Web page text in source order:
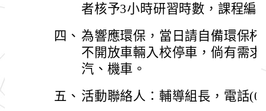
者核予3小時研習時數，課程編
四、 為響應環保，當日請自備環保
不開放車輛入校停車，倘有需
汽、機車。
五、 活動聯絡人：輔導組長，電話